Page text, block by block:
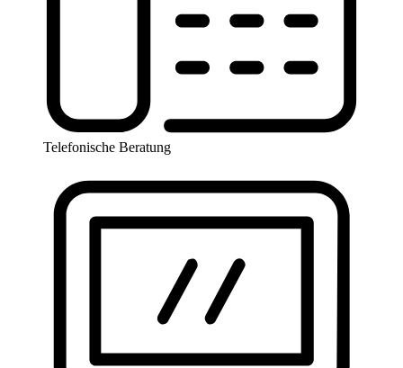
Telefonische Beratung